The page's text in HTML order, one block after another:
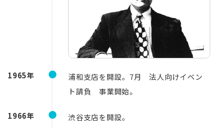
1965年
浦和支店を開設。7月 法人向けイベン
ト請負 事業開始。
1966年 渋谷支店を開設。